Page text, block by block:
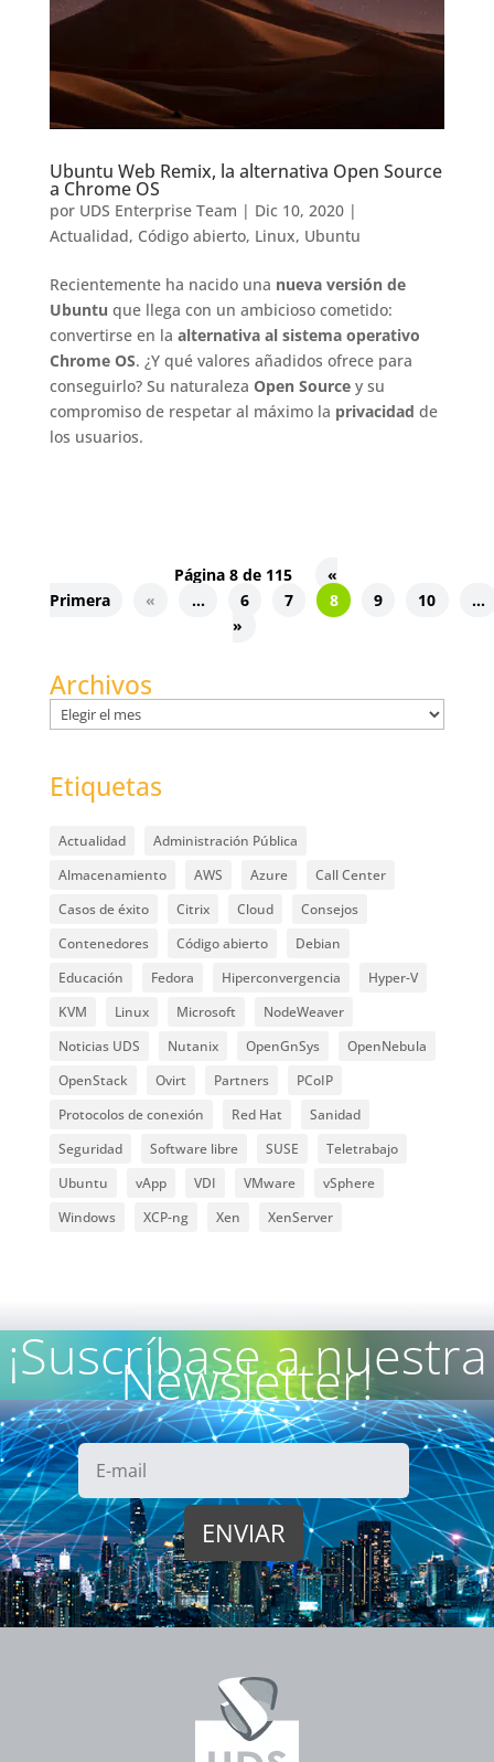
Ubuntu Web Remix, la alternativa Open Source
a Chrome OS
por UDS Enterprise Team | Dic 10, 2020|
Actualidad, Código abierto, Linux, Ubuntu
Recientemente ha nacido una nueva versión de
Ubuntu que llega con un ambicioso cometido:
convertirse en la alternativa al sistema operativo
Chrome OS. ¿Y qué valores añadidos ofrece para
conseguirlo? Su naturaleza Open Sourcey su
compromiso de respetar al máximo la privacidad de
los usuarios.
Página 8 de 115
«
Primera
« ... 6 7 8 9 10
...
»
Archivos
Archivos
Etiquetas
Actualidad
Administración Pública
Almacenamiento
AWS Azure
Call Center
Casos de éxito
Citrix Cloud
Consejos
Contenedores
Código abierto
Debian
Educación
Fedora Hiperconvergencia
Hyper-V
KVM
Linux Microsoft
NodeWeaver
Noticias UDS
Nutanix OpenGnSys
OpenNebula
OpenStack
Ovirt Partners
PCoIP
Protocolos de conexión
Red Hat
Sanidad
Seguridad
Software libre SUSE
Teletrabajo
Ubuntu
vApp VDI VMware
vSphere
Windows
XCP-ng Xen XenServer
¡Suscríbase a nuestra
Newsletter!